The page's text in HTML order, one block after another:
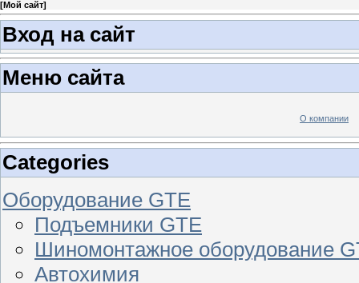
[Мой сайт]
Вход на сайт
Меню сайта
О компании
Categories
Оборудование GTE
Подъемники GTE
Шиномонтажное оборудование
Автохимия